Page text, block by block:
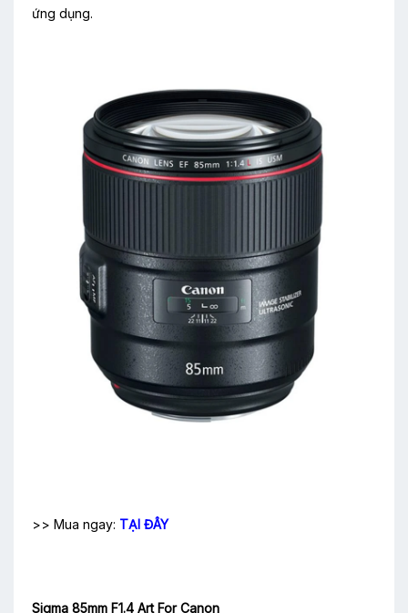
ứng dụng.
>> Mua ngay: TẠI ĐÂY
Sigma 85mm F1.4 Art For Canon